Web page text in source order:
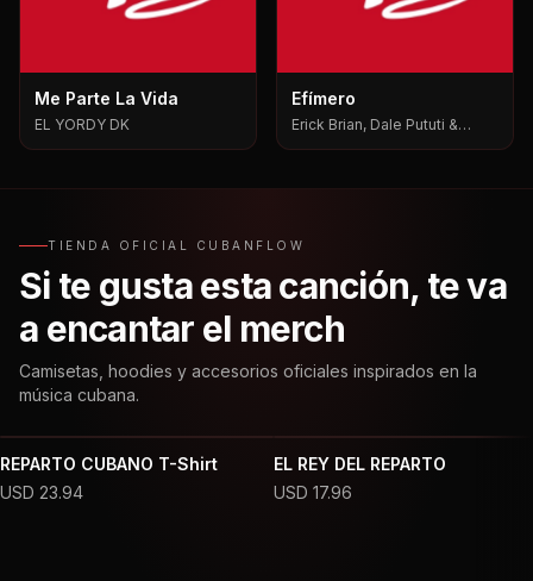
Me Parte La Vida
EL YORDY DK
Efímero
Erick Brian, Dale Pututi &
TIENDA OFICIAL CUBANFLOW
Si te gusta esta canción, te va
a encantar el merch
Camisetas, hoodies y accesorios oficiales inspirados en la
música cubana.
REPARTO CUBANO T-Shirt
USD 23.94
EL REY DEL REPARTO
USD 17.96